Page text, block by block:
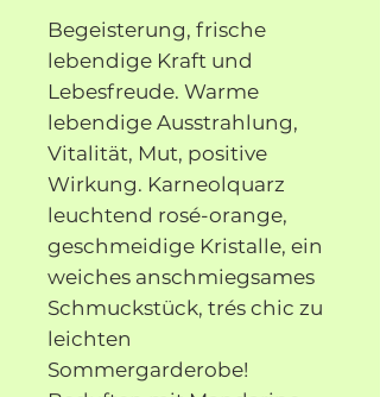
Begeisterung, frische
lebendige Kraft und
Lebesfreude. Warme
lebendige Ausstrahlung,
Vitalität, Mut, positive
Wirkung. Karneolquarz
leuchtend rosé-orange,
geschmeidige Kristalle, ein
weiches anschmiegsames
Schmuckstück, trés chic zu
leichten
Sommergarderobe!